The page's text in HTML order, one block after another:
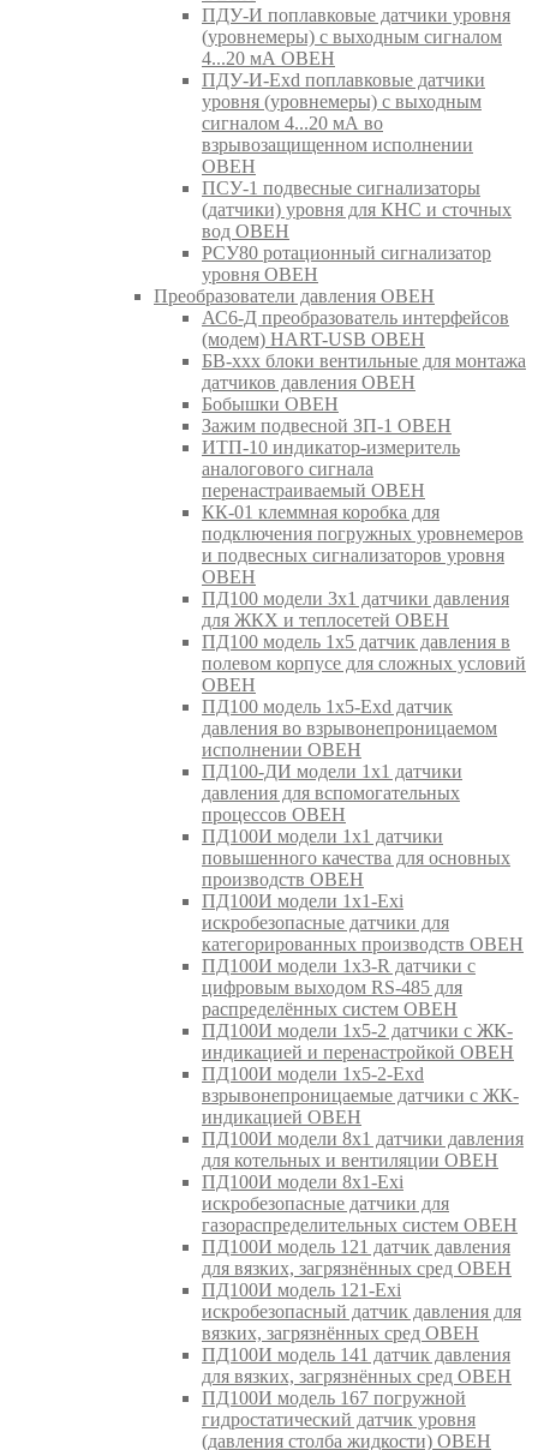
ПДУ-И поплавковые датчики уровня
(уровнемеры) с выходным сигналом
4...20 мА ОВЕН
ПДУ-И-Exd поплавковые датчики
уровня (уровнемеры) с выходным
сигналом 4...20 мА во
взрывозащищенном исполнении
ОВЕН
ПСУ-1 подвесные сигнализаторы
(датчики) уровня для КНС и сточных
вод ОВЕН
РСУ80 ротационный сигнализатор
уровня ОВЕН
Преобразователи давления ОВЕН
АС6-Д преобразователь интерфейсов
(модем) HART-USB ОВЕН
БВ-ххх блоки вентильные для монтажа
датчиков давления ОВЕН
Бобышки ОВЕН
Зажим подвесной ЗП-1 ОВЕН
ИТП-10 индикатор-измеритель
аналогового сигнала
перенастраиваемый ОВЕН
КК-01 клеммная коробка для
подключения погружных уровнемеров
и подвесных сигнализаторов уровня
ОВЕН
ПД100 модели 3х1 датчики давления
для ЖКХ и теплосетей ОВЕН
ПД100 модель 1х5 датчик давления в
полевом корпусе для сложных условий
ОВЕН
ПД100 модель 1х5-Exd датчик
давления во взрывонепроницаемом
исполнении ОВЕН
ПД100-ДИ модели 1х1 датчики
давления для вспомогательных
процессов ОВЕН
ПД100И модели 1х1 датчики
повышенного качества для основных
производств ОВЕН
ПД100И модели 1х1-Exi
искробезопасные датчики для
категорированных производств ОВЕН
ПД100И модели 1х3-R датчики с
цифровым выходом RS-485 для
распределённых систем ОВЕН
ПД100И модели 1х5-2 датчики с ЖК-
индикацией и перенастройкой ОВЕН
ПД100И модели 1х5-2-Exd
взрывонепроницаемые датчики с ЖК-
индикацией ОВЕН
ПД100И модели 8х1 датчики давления
для котельных и вентиляции ОВЕН
ПД100И модели 8х1-Exi
искробезопасные датчики для
газораспределительных систем ОВЕН
ПД100И модель 121 датчик давления
для вязких, загрязнённых сред ОВЕН
ПД100И модель 121-Exi
искробезопасный датчик давления для
вязких, загрязнённых сред ОВЕН
ПД100И модель 141 датчик давления
для вязких, загрязнённых сред ОВЕН
ПД100И модель 167 погружной
гидростатический датчик уровня
(давления столба жидкости) ОВЕН